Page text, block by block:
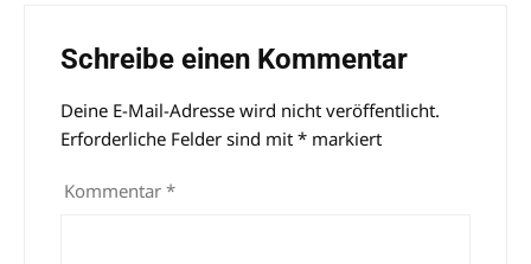
Schreibe einen Kommentar
Deine E-Mail-Adresse wird nicht veröffentlicht.
Erforderliche Felder sind mit * markiert
Kommentar *
Alternative: